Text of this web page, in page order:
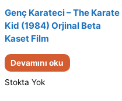
Genç Karateci – The Karate
Kid (1984) Orjinal Beta
Kaset Film
Devamını oku
Stokta Yok